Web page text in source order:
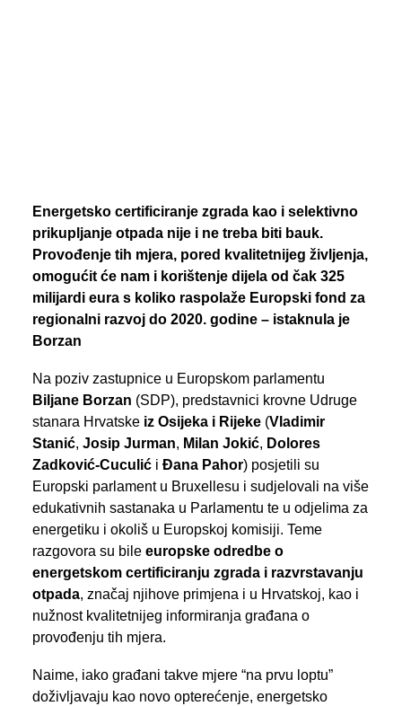
Energetsko certificiranje zgrada kao i selektivno
prikupljanje otpada nije i ne treba biti bauk.
Provođenje tih mjera, pored kvalitetnijeg življenja,
omogućit će nam i korištenje dijela od čak 325
milijardi eura s koliko raspolaže Europski fond za
regionalni razvoj do 2020. godine – istaknula je
Borzan
Na poziv zastupnice u Europskom parlamentu
Biljane Borzan (SDP), predstavnici krovne Udruge
stanara Hrvatske iz Osijeka i Rijeke (Vladimir
Stanić, Josip Jurman, Milan Jokić, Dolores
Zadković-Cuculić i Đana Pahor) posjetili su
Europski parlament u Bruxellesu i sudjelovali na više
edukativnih sastanaka u Parlamentu te u odjelima za
energetiku i okoliš u Europskoj komisiji. Teme
razgovora su bile europske odredbe o
energetskom certificiranju zgrada i razvrstavanju
otpada, značaj njihove primjena i u Hrvatskoj, kao i
nužnost kvalitetnijeg informiranja građana o
provođenju tih mjera.
Naime, iako građani takve mjere “na prvu loptu”
doživljavaju kao novo opterećenje, energetsko